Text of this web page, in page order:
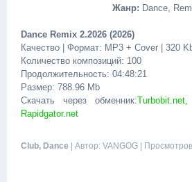
Жанр: Dance,
Dance Remix 2.2026 (2026)
Качество | Формат: MP3 + Cover | 320
Количество композиций: 100
Продолжительность: 04:48:21
Размер: 788.96 Mb
Скачать через обменник:
Rapidgator.net
Club, Dance | Автор: VANGOG |